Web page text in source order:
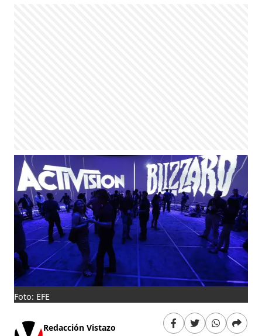
Foto: EFE
Redacción Vistazo